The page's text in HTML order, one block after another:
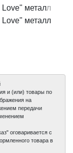
и (или) товары по
на
передачи
оговаривается с
товара в